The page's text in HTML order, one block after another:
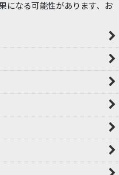
になる可能性があります、お